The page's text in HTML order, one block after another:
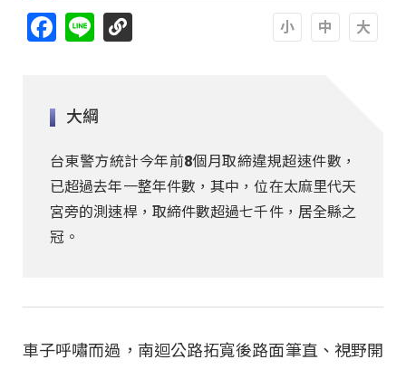
Facebook
Line
大綱
台東警方統計今年前8個月取締違規超速件數，
已超過去年一整年件數，其中，位在太麻里代天
宮旁的測速桿，取締件數超過七千件，居全縣之
冠。
車子呼嘯而過，南迴公路拓寬後路面筆直、視野開